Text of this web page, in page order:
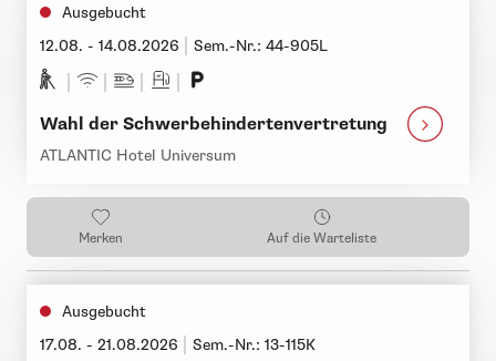
Ausgebucht
12.08. - 14.08.2026
Sem.-Nr.: 44-905L
Wahl der Schwerbehindertenvertretung
ATLANTIC Hotel Universum
Merken Auf die Warteliste
Ausgebucht
17.08. - 21.08.2026
Sem.-Nr.: 13-115K